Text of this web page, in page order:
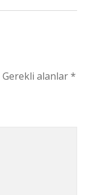
Gerekli alanlar*